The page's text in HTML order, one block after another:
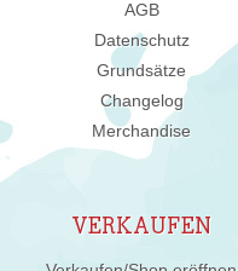
AGB
Datenschutz
Grundsätze
Changelog
Merchandise
VERKAUFEN